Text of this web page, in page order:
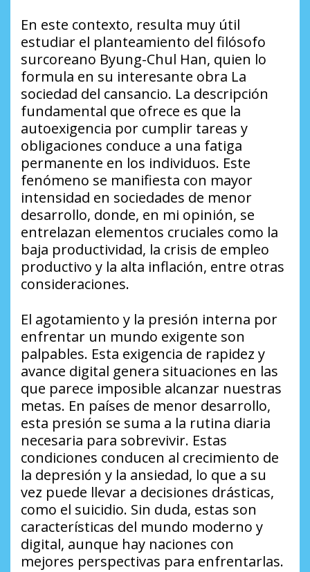
En este contexto, resulta muy útil
estudiar el planteamiento del filósofo
surcoreano Byung-Chul Han, quien lo
formula en su interesante obra La
sociedad del cansancio. La descripción
fundamental que ofrece es que la
autoexigencia por cumplir tareas y
obligaciones conduce a una fatiga
permanente en los individuos. Este
fenómeno se manifiesta con mayor
intensidad en sociedades de menor
desarrollo, donde, en mi opinión, se
entrelazan elementos cruciales como la
baja productividad, la crisis de empleo
productivo y la alta inflación, entre otras
consideraciones.
El agotamiento y la presión interna por
enfrentar un mundo exigente son
palpables. Esta exigencia de rapidez y
avance digital genera situaciones en las
que parece imposible alcanzar nuestras
metas. En países de menor desarrollo,
esta presión se suma a la rutina diaria
necesaria para sobrevivir. Estas
condiciones conducen al crecimiento de
la depresión y la ansiedad, lo que a su
vez puede llevar a decisiones drásticas,
como el suicidio. Sin duda, estas son
características del mundo moderno y
digital, aunque hay naciones con
mejores perspectivas para enfrentarlas.